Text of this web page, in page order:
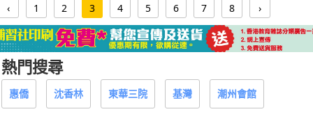
‹ 1 2 3 4 5 6 7 8 ›
熱門搜尋
惠僑 沈香林 東華三院 基灣 潮州會館